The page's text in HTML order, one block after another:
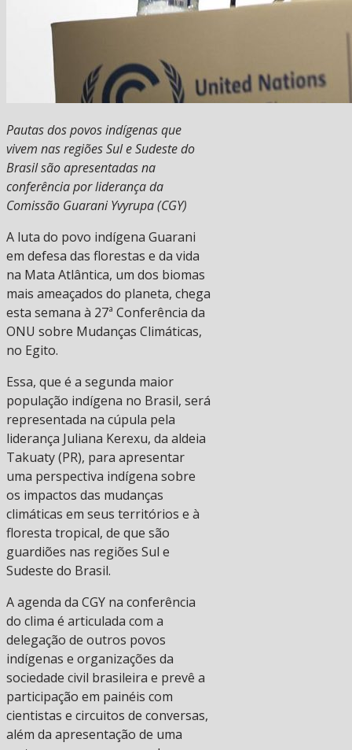
Pautas dos povos indígenas que
vivem nas regiões Sul e Sudeste do
Brasil são apresentadas na
conferência por liderança da
Comissão Guarani Yvyrupa (CGY)
A luta do povo indígena Guarani
em defesa das florestas e da vida
na Mata Atlântica, um dos biomas
mais ameaçados do planeta, chega
esta semana à 27ª Conferência da
ONU sobre Mudanças Climáticas,
no Egito.
Essa, que é a segunda maior
população indígena no Brasil, será
representada na cúpula pela
liderança Juliana Kerexu, da aldeia
Takuaty (PR), para apresentar
uma perspectiva indígena sobre
os impactos das mudanças
climáticas em seus territórios e à
floresta tropical, de que são
guardiões nas regiões Sul e
Sudeste do Brasil.
A agenda da CGY na conferência
do clima é articulada com a
delegação de outros povos
indígenas e organizações da
sociedade civil brasileira e prevê a
participação em painéis com
cientistas e circuitos de conversas,
além da apresentação de uma